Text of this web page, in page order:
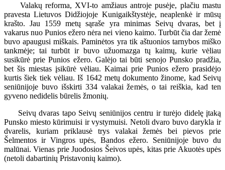
Valakų reforma, XVI-to amžiaus antroje pusėje, plačiu mastu
pravesta Lietuvos Didžiojoje Kunigaikštystėje, neaplenkė ir mūsų
krašto. Jau 1559 metų sąraše yra minimas Seivų dvaras, bet į
vakarus nuo Punios ežero nėra nei vieno kaimo. Turbūt čia dar žemė
buvo apaugusi miškais. Paminėtos yra tik aštuonios tarnybos miško
tankmėje; tai turbūt ir buvo užuomazga tų kaimų, kurie vėliau
susikūrė prie Punios ežero. Galėjo tai būti senojo Punsko pradžia,
bet šis miestas įsikūrė vėliau. Kaimai prie Punios ežero prasidėjo
kurtis šiek tiek vėliau. Iš 1642 metų dokumento žinome, kad Seivų
seniūnijoje buvo išskirti 334 valakai žemės, o tai reiškia, kad ten
gyveno nedidelis būrelis žmonių.
Seivų dvaras tapo Seivų seniūnijos centru ir turėjo didelę įtaką
Punsko miesto kūrimuisi ir vystymuisi. Netoli dvaro buvo darykla ir
dvarelis, kuriam priklausė trys valakai žemės bei pievos prie
Šelmentos ir Vingros upės, Bandos ežero. Seniūnijoje buvo du
malūnai. Vienas prie Juodosios Šeivos upės, kitas prie Akuotės upės
(netoli dabartinių Pristavonių kaimo).